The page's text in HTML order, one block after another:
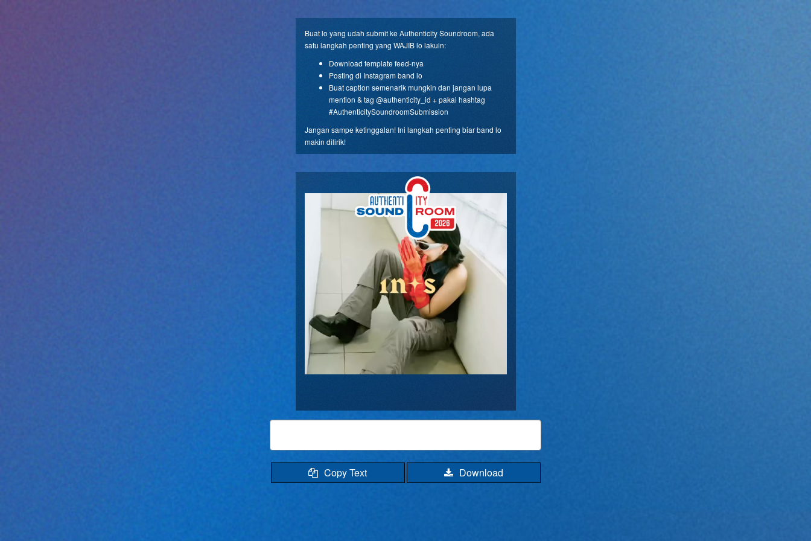
Buat lo yang udah submit ke Authenticity Soundroom, ada
satu langkah penting yang WAJIB lo lakuin:
Download template feed-nya
Posting di Instagram band lo
Buat caption semenarik mungkin dan jangan lupa
mention & tag @authenticity_id + pakai hashtag
#AuthenticitySoundroomSubmission
Jangan sampe ketinggalan! Ini langkah penting biar band lo
makin dilirik!
Copy Text Download